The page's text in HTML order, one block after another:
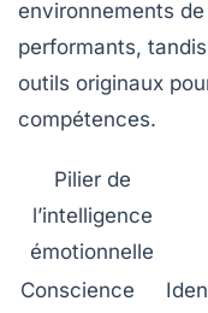
environnements
performants,
outils originaux
compétences.
Pilier de
l’intelligence
émotionnelle
Conscience